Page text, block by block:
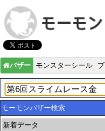
バザー モンスターシール
モーモンバザー検索
新着データ